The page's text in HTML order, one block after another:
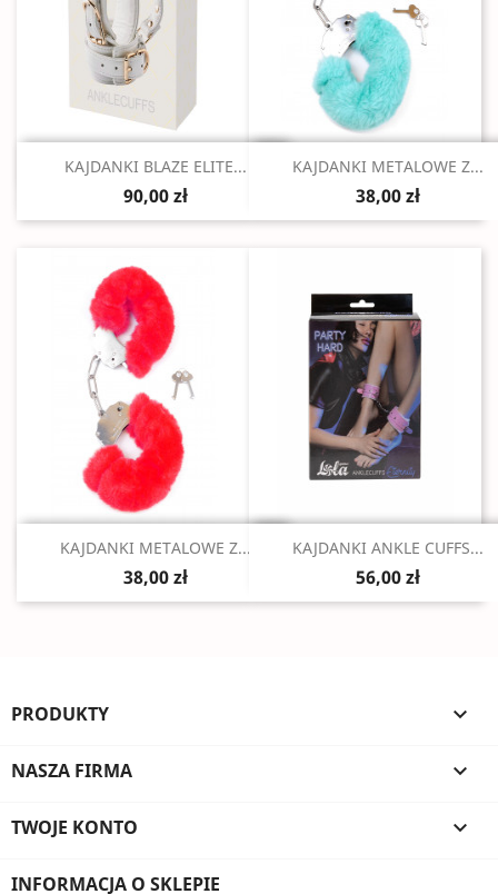
Szybki podgląd
KAJDANKI BLAZE ELITE...
90,00 zł
Szybki podgląd
KAJDANKI METALOWE Z...
38,00 zł
Szybki podgląd
KAJDANKI METALOWE Z...
38,00 zł
Szybki podgląd
KAJDANKI ANKLE CUFFS...
56,00 zł
PRODUKTY 
NASZA FIRMA 
TWOJE KONTO 
INFORMACJA O SKLEPIE